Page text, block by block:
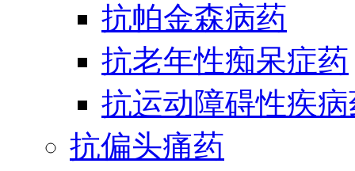
抗帕金森病药
抗老年性痴呆症药
抗运动障碍性疾
抗偏头痛药